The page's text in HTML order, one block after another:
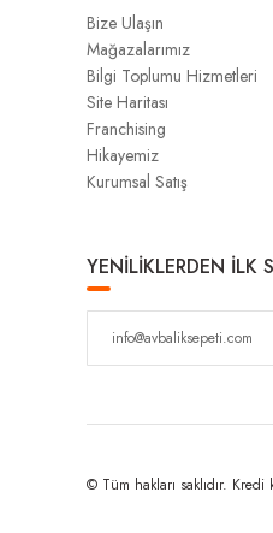
Bize Ulaşın
Mağazalarımız
Bilgi Toplumu Hizmetleri
Site Haritası
Franchising
Hikayemiz
Kurumsal Satış
YENİLİKLERDEN İLK
© Tüm hakları saklıdır.